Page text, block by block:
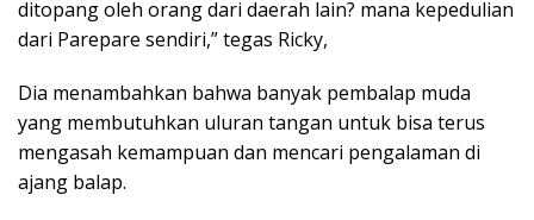
ditopang oleh orang dari daerah lain? mana kepedulian
dari Parepare sendiri,” tegas Ricky,
Dia menambahkan bahwa banyak pembalap muda
yang membutuhkan uluran tangan untuk bisa terus
mengasah kemampuan dan mencari pengalaman di
ajang balap.